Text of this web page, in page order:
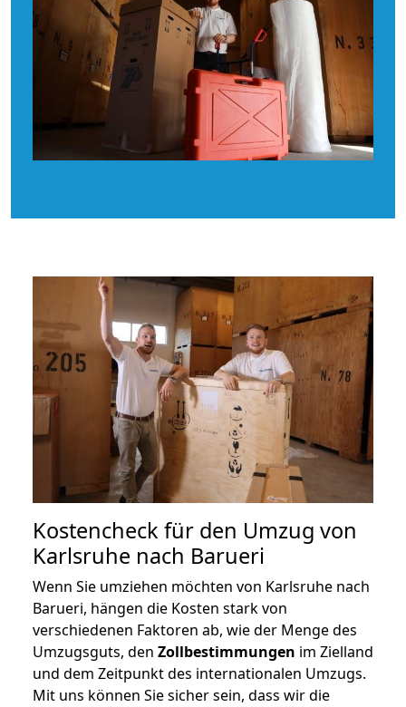
Kostencheck für den Umzug von
Karlsruhe nach Barueri
Wenn Sie umziehen möchten von Karlsruhe nach
Barueri, hängen die Kosten stark von
verschiedenen Faktoren ab, wie der Menge des
Umzugsguts, den Zollbestimmungen im Zielland
und dem Zeitpunkt des internationalen Umzugs.
Mit uns können Sie sicher sein, dass wir die